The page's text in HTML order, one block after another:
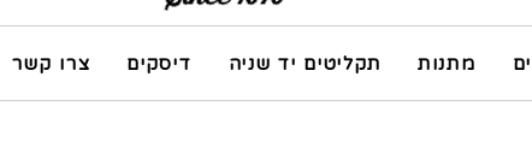
מתנות תקליטים יד שניה דיסקים צרו קשר